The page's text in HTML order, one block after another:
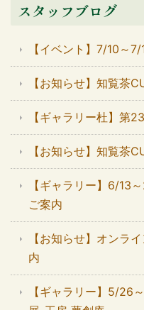
スタッフブログ
【イベント】7/10～
【お知らせ】知覧茶
【ギャラリー杜】第
【お知らせ】知覧茶
【ギャラリー】6/13
ご案内
【お知らせ】オンラ
内
【ギャラリー】5/26